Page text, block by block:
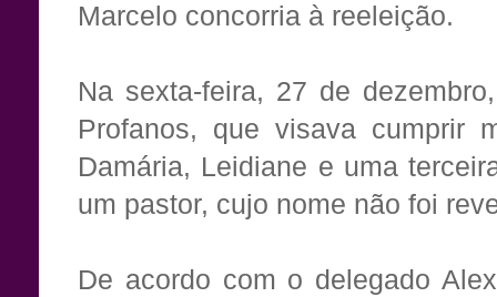
Marcelo concorria à reeleição.
Na sexta-feira, 27 de
Profanos, que visava cumprir
Damária, Leidiane e uma
um pastor, cujo nome não foi
De acordo com o delegado